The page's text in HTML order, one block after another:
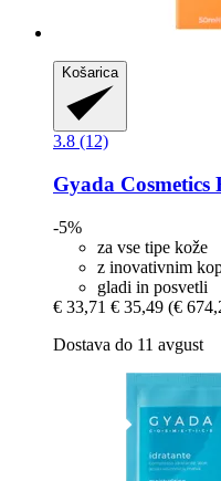
Košarica
3.8 (12)
Gyada Cosmetics
-5%
za vse tipe kože
z inovativnim
gladi in posvetli
€ 33,71 € 35,49 (€
Dostava do 11 avgust